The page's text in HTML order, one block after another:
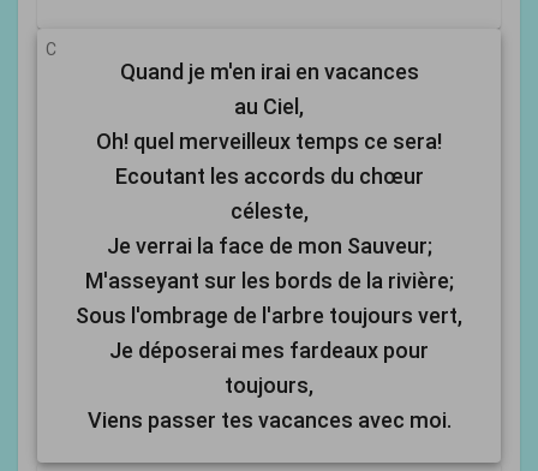
C
Quand je m'en irai en vacances
au Ciel,
Oh! quel merveilleux temps ce sera!
Ecoutant les accords du chœur
céleste,
Je verrai la face de mon Sauveur;
M'asseyant sur les bords de la rivière;
Sous l'ombrage de l'arbre toujours vert,
Je déposerai mes fardeaux pour
toujours,
Viens passer tes vacances avec moi.